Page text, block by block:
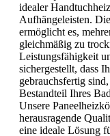
idealer
Aufhängeleisten.
ermöglicht es,
gleichmäßig zu
Leistungsfähigkeit
sichergestellt, dass
gebrauchsfertig
Bestandteil Ihres
Unsere
herausragende
eine ideale Lösung